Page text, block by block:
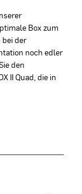
Box zum
der
noch edler
den
II Quad, die in